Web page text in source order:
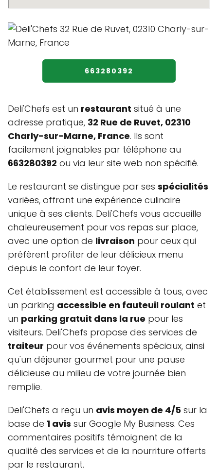
663280392
Deli'Chefs est un restaurant situé à une
adresse pratique, 32 Rue de Ruvet, 02310
Charly-sur-Marne, France. Ils sont
facilement joignables par téléphone au
663280392 ou via leur site web non spécifié.
Le restaurant se distingue par ses spécialités
variées, offrant une expérience culinaire
unique à ses clients. Deli'Chefs vous accueille
chaleureusement pour vos repas sur place,
avec une option de livraison pour ceux qui
préfèrent profiter de leur délicieux menu
depuis le confort de leur foyer.
Cet établissement est accessible à tous, avec
un parking accessible en fauteuil roulant et
un parking gratuit dans la rue pour les
visiteurs. Deli'Chefs propose des services de
traiteur pour vos événements spéciaux, ainsi
qu'un déjeuner gourmet pour une pause
délicieuse au milieu de votre journée bien
remplie.
Deli'Chefs a reçu un avis moyen de 4/5 sur la
base de 1 avis sur Google My Business. Ces
commentaires positifs témoignent de la
qualité des services et de la nourriture offerts
par le restaurant.